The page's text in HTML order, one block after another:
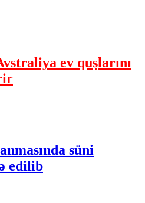
ev quşlarını
süni
edilib